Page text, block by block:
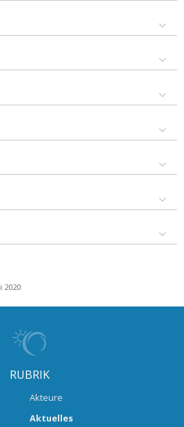
2020
RUBRIK
Akteure
Aktuelles